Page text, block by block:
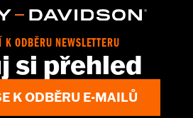
warranty – Go towww.h-
K ODBĚRU NEWSLETTERU
si přehled
K ODBĚRU E-MAILŮ